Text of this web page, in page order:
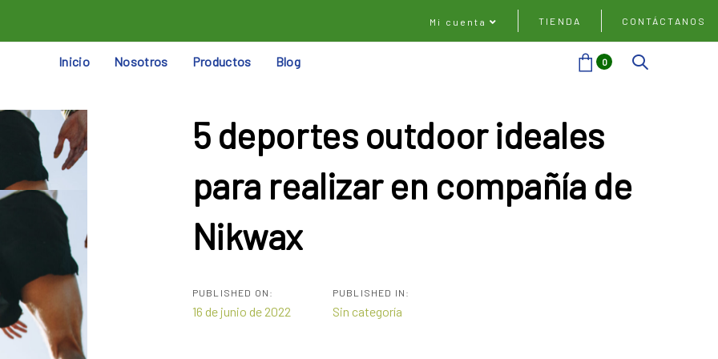
Mi cuenta TIENDA CONTÁCTANOS
Inicio Nosotros Productos Blog 0
5 deportes outdoor ideales
para realizar en compañía de
Nikwax
PUBLISHED ON:
16 de junio de 2022
PUBLISHED IN:
Sin categoría